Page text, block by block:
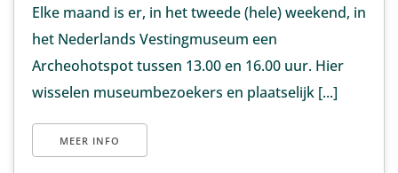
Elke maand is er, in het tweede (hele) weekend, in
het Nederlands Vestingmuseum een
Archeohotspot tussen 13.00 en 16.00 uur. Hier
wisselen museumbezoekers en plaatselijk [...]
MEER INFO